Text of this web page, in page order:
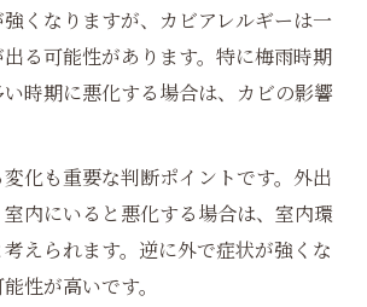
くなりますが、カビアレルギーは一
る可能性があります。特に梅雨時期
時期に悪化する場合は、カビの影響
化も重要な判断ポイントです。外出
内にいると悪化する場合は、室内環
えられます。逆に外で症状が強くな
性が高いです。